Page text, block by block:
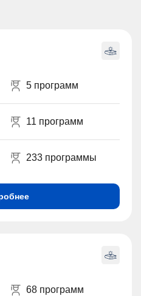
5 программ
11 программ
233 программы
68 программ